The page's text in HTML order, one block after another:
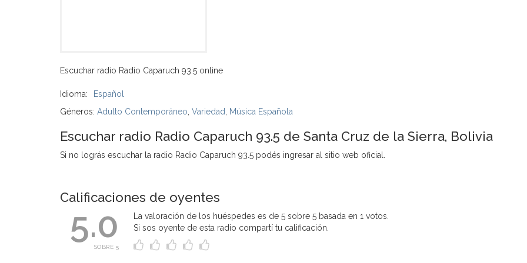
Escuchar radio Radio Caparuch 93.5 online
Idioma:
Español
Géneros: Adulto Contemporáneo Variedad Música Española
Escuchar radio Radio Caparuch 93.5 de Santa Cruz de la Sierra, Bolivia
Si no lográs escuchar la radio Radio Caparuch 93.5 podés ingresar al sitio web oficial.
Calificaciones de oyentes
5.0
SOBRE 5
La valoración de los huéspedes es de 5 sobre 5 basada en 1 votos.
Si sos oyente de esta radio compartí tu calificación.